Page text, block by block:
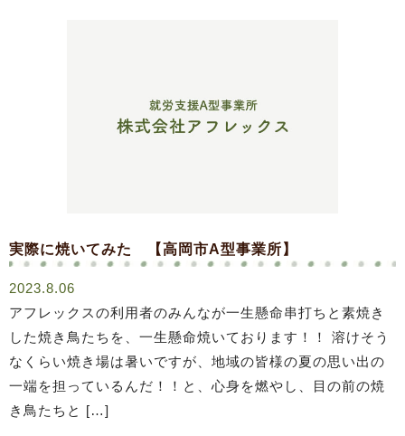
実際に焼いてみた 【高岡市A型事業所】
2023.8.06
アフレックスの利用者のみんなが一生懸命串打ちと素焼き
した焼き鳥たちを、一生懸命焼いております！！ 溶けそう
なくらい焼き場は暑いですが、地域の皆様の夏の思い出の
一端を担っているんだ！！と、心身を燃やし、目の前の焼
き鳥たちと […]